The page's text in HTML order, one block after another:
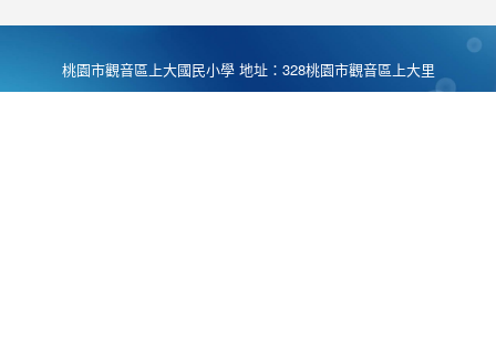
桃園市觀音區上大國民小學 地址：328桃園市觀音區上大里